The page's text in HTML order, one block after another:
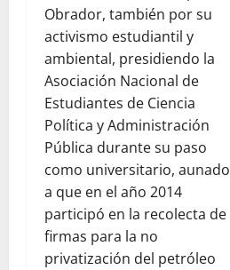
Obrador, también por su
activismo estudiantil y
ambiental, presidiendo la
Asociación Nacional de
Estudiantes de Ciencia
Política y Administración
Pública durante su paso
como universitario, aunado
a que en el año 2014
participó en la recolecta de
firmas para la no
privatización del petróleo